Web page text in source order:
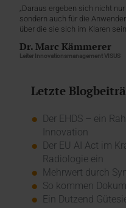
„Daraus ergeben sich nicht
sondern auch für die
über die sie sich im Klaren
Dr. Marc Kämmerer
Leiter Innovationsmanagement VISUS
Letzte
Der EHDS – ein
Innovation
Der EU AI Act im
Radiologie ein
Mehrwert durch
So kommen
Ein Dutzend